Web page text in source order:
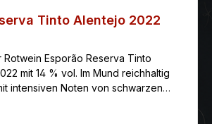
Tinto Alentejo 2022
Rotwein Esporão Reserva Tinto
mit 14 % vol. Im Mund reichhaltig
intensiven Noten von schwarzen
Langer und anhaltender